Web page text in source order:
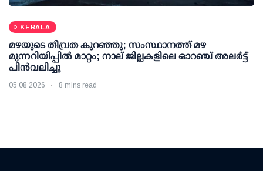
KERALA
മഴയുടെ തീവ്രത കുറഞ്ഞു; സംസ്ഥാനത്ത് മഴ
മുന്നറിയിപ്പിൽ മാറ്റം; നാല് ജില്ലകളിലെ ഓറഞ്ച് അലർട്ട്
പിൻവലിച്ചു
05 08 2026 8 mins read